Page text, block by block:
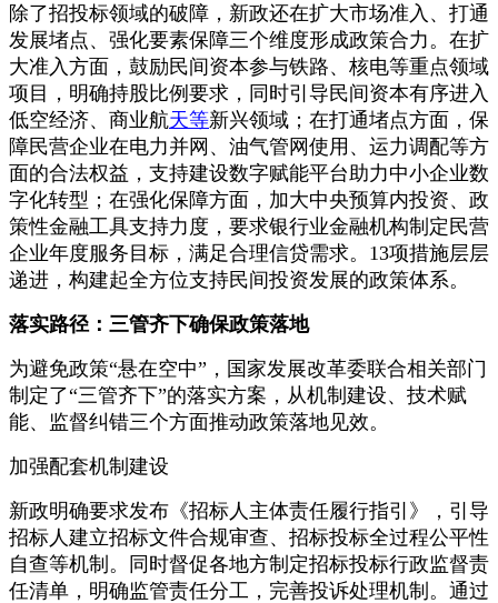
除了招投标领域的破障，新政还在扩大市场准入、打通
发展堵点、强化要素保障三个维度形成政策合力。在扩
大准入方面，鼓励民间资本参与铁路、核电等重点领域
项目，明确持股比例要求，同时引导民间资本有序进入
低空经济、商业航天等新兴领域；在打通堵点方面，保
障民营企业在电力并网、油气管网使用、运力调配等方
面的合法权益，支持建设数字赋能平台助力中小企业数
字化转型；在强化保障方面，加大中央预算内投资、政
策性金融工具支持力度，要求银行业金融机构制定民营
企业年度服务目标，满足合理信贷需求。13项措施层层
递进，构建起全方位支持民间投资发展的政策体系。
落实路径：三管齐下确保政策落地
为避免政策“悬在空中”，国家发展改革委联合相关部门
制定了“三管齐下”的落实方案，从机制建设、技术赋
能、监督纠错三个方面推动政策落地见效。
加强配套机制建设
新政明确要求发布《招标人主体责任履行指引》，引导
招标人建立招标文件合规审查、招标投标全过程公平性
自查等机制。同时督促各地方制定招标投标行政监督责
任清单，明确监管责任分工，完善投诉处理机制。通过